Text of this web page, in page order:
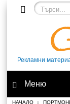
Рекламни
Меню
НАЧАЛО